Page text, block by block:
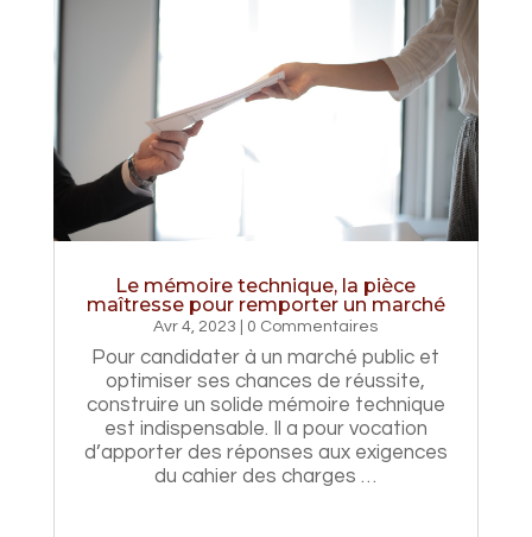
Le mémoire technique, la pièce
maîtresse pour remporter un marché
Avr 4, 2023 | 0 Commentaires
Pour candidater à un marché public et
optimiser ses chances de réussite,
construire un solide mémoire technique
est indispensable. Il a pour vocation
d’apporter des réponses aux exigences
du cahier des charges …